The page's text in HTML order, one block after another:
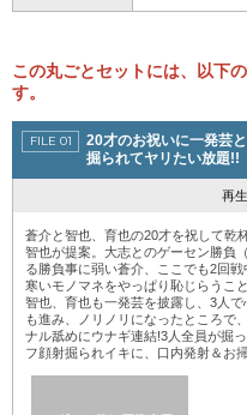
この丸ごとセットには、以下
す。
20才のお祝いに一発芸
掘られてヤリたい放題!!
再
蒼介と智也、育也の20才を祝して乾
智也が提案。大志とのゲーセン勝負
る勝負事に弱い蒼介、ここでも2回
寒いモノマネをやっぱり恥じらうこ
智也、育也も一発芸を披露し、3人
も進み、ノリノリになったところで
ナル舐めにウナギ連結!3人全員が掘
フ顔射掘られイキに、口内発射＆お